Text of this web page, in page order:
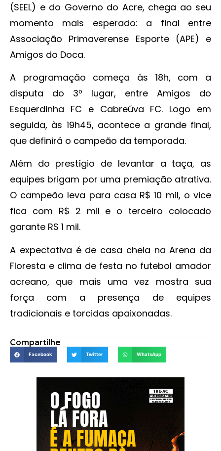
(SEEL) e do Governo do Acre, chega ao seu
momento mais esperado: a final entre
Associação Primaverense Esporte (APE) e
Amigos do Doca.
A programação começa às 18h, com a
disputa do 3º lugar, entre Amigos do
Esquerdinha FC e Cabreúva FC. Logo em
seguida, às 19h45, acontece a grande final,
que definirá o campeão da temporada.
Além do prestígio de levantar a taça, as
equipes brigam por uma premiação atrativa.
O campeão leva para casa R$ 10 mil, o vice
fica com R$ 2 mil e o terceiro colocado
garante R$ 1 mil.
A expectativa é de casa cheia na Arena da
Floresta e clima de festa no futebol amador
acreano, que mais uma vez mostra sua
força com a presença de equipes
tradicionais e torcidas apaixonadas.
Compartilhe
Facebook Twitter WhatsApp